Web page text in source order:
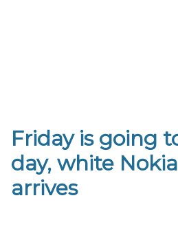
Friday is going
day, white
arrives